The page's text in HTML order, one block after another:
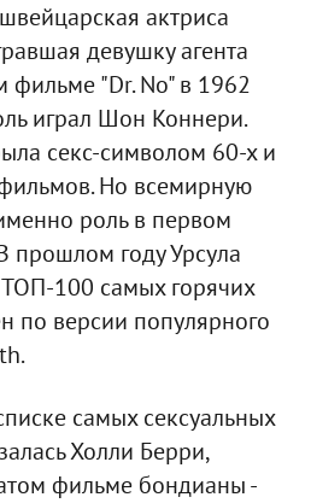
актриса
девушку агента
"Dr. No" в 1962
играл Шон Коннери.
секс-символом 60-х и
Но всемирную
роль в первом
году Урсула
100 самых горячих
по версии популярного
самых сексуальных
Холли Берри,
фильме бондианы -